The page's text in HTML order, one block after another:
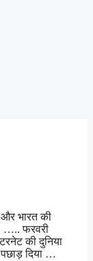
और भारत की
फरवरी
की दुनिया
दिया …